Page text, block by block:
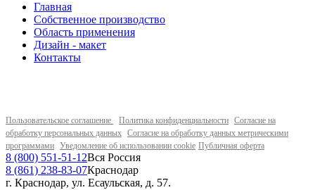
Главная
Собственное производство
Область применения
Дизайн - макет
Контакты
Пользовательское соглашение Политика конфиденциальности Согласие на
обработку персональных данных Согласие на обработку данных метрическими
программами Уведомление об использовании cookie Публичная оферта
8 (800) 551-51-12Вся Россия
8 (861) 238-83-07Краснодар
г. Краснодар, ул. Есаульская, д. 57.